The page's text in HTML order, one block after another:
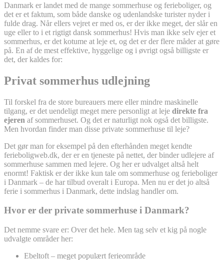
Danmark er landet med de mange sommerhuse og ferieboliger, og
det er et faktum, som både danske og udenlandske turister nyder i
fulde drag. Når ellers vejret er med os, er der ikke meget, der slår en
uge eller to i et rigtigt dansk sommerhus! Hvis man ikke selv ejer et
sommerhus, er det kotume at leje et, og det er der flere måder at gøre
på. En af de mest effektive, hyggelige og i øvrigt også billigste er
det, der kaldes for:
Privat sommerhus udlejning
Til forskel fra de store bureauers mere eller mindre maskinelle
tilgang, er det uendeligt meget mere personligt at leje direkte fra
ejeren af sommerhuset. Og det er naturligt nok også det billigste.
Men hvordan finder man disse private sommerhuse til leje?
Det gør man for eksempel på den efterhånden meget kendte
ferieboligweb.dk, der er en tjeneste på nettet, der binder udlejere af
sommerhuse sammen med lejere. Og her er udvalget altså helt
enormt! Faktisk er der ikke kun tale om sommerhuse og ferieboliger
i Danmark – de har tilbud overalt i Europa. Men nu er det jo altså
ferie i sommerhus i Danmark, dette indslag handler om.
Hvor er der private sommerhuse i Danmark?
Det nemme svare er: Over det hele. Men tag selv et kig på nogle
udvalgte områder her:
Ebeltoft – meget populært ferieområde